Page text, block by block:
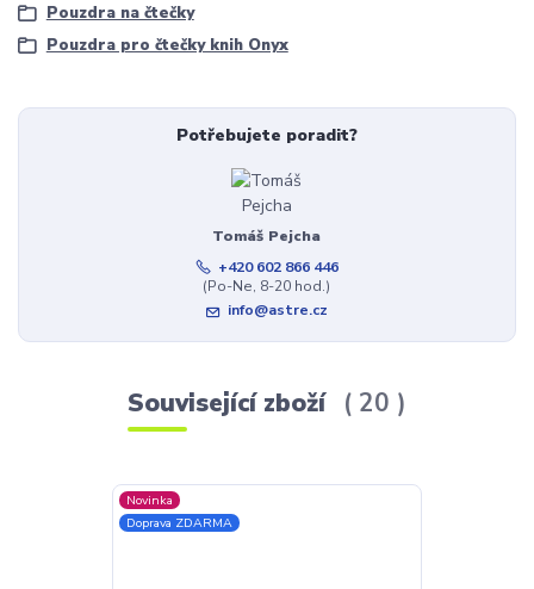
Pouzdra na čtečky
Pouzdra pro čtečky knih Onyx
Potřebujete poradit?
Tomáš Pejcha
+420 602 866 446
(Po-Ne, 8-20 hod.)
info@astre.cz
Související zboží 20
Novinka
Doprava ZDARMA